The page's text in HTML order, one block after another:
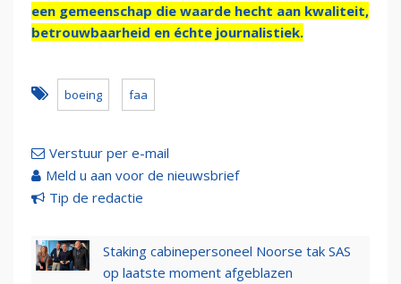
een gemeenschap die waarde hecht aan kwaliteit,
betrouwbaarheid en échte journalistiek.
boeing faa
Verstuur per e-mail
Meld u aan voor de nieuwsbrief
Tip de redactie
Staking cabinepersoneel Noorse tak SAS
op laatste moment afgeblazen